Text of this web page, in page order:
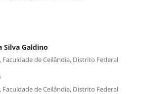
Silva Galdino
de Ceilândia, Distrito Federal
de Ceilândia, Distrito Federal